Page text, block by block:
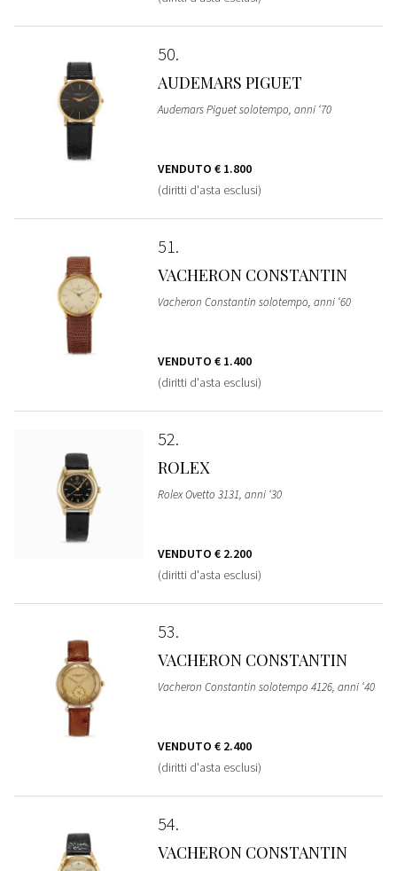
50
AUDEMARS PIGUET
Audemars Piguet solotempo, anni ‘70
VENDUTO € 1.800
(diritti d'asta esclusi)
51
VACHERON CONSTANTIN
Vacheron Constantin solotempo, anni ‘60
VENDUTO € 1.400
(diritti d'asta esclusi)
52
ROLEX
Rolex Ovetto 3131, anni ‘30
VENDUTO € 2.200
(diritti d'asta esclusi)
53
VACHERON CONSTANTIN
Vacheron Constantin solotempo 4126, anni ‘40
VENDUTO € 2.400
(diritti d'asta esclusi)
54
VACHERON CONSTANTIN